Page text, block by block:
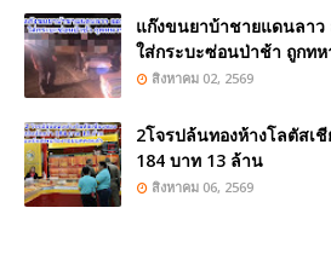
แก๊งขนยาบ้าชายแดนลาว
ใส่กระบะซ่อนป่าช้า ถูกท
สิงหาคม 02, 2569
2โจรปล้นทองห้างโลตัสเ
184 บาท 13 ล้าน
สิงหาคม 06, 2569